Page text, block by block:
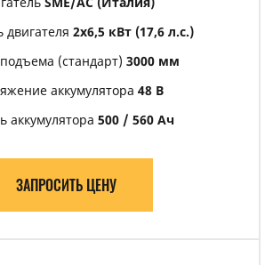
2х6,5 кВт (17,6 л.с.)
(стандарт) 3000 мм
аккумулятора 48 В
аккумулятора 500 / 560 Ач
ЗАПРОСИТЬ ЦЕНУ